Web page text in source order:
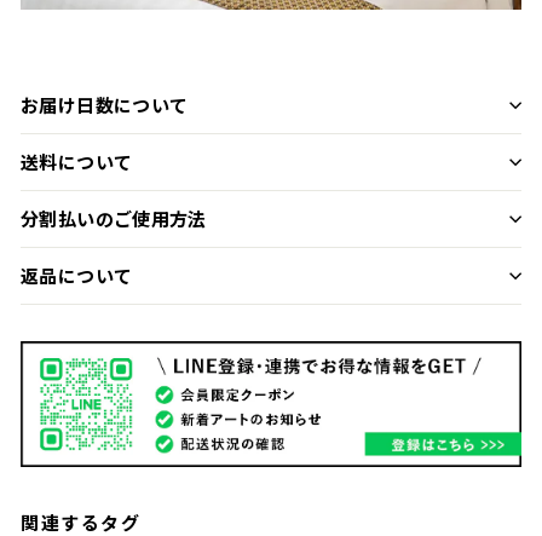
お届け日数について
送料について
分割払いのご使用方法
返品について
関連するタグ